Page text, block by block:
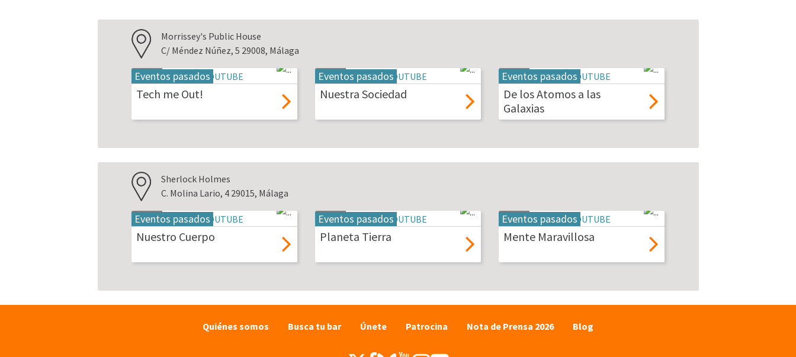
Morrissey's Public House
C/ Méndez Núñez, 5 29008, Málaga
18
may
Eventos pasados
Tech me Out!
19
may
Eventos pasados
Nuestra Sociedad
20
may
2026
Eventos pasados
De los Atomos a las
Galaxias
Sherlock Holmes
C. Molina Lario, 4 29015, Málaga
18
may
Eventos pasados
Nuestro Cuerpo
19
may
Eventos pasados
Planeta Tierra
20
may
Eventos pasados
Mente Maravillosa
Quiénes somos Busca tu bar Únete Patrocina Nota de Prensa 2026 Blog